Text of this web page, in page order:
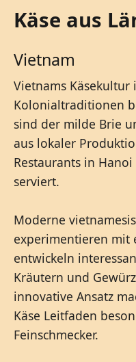
Käse aus
Vietnam
Vietnams Käsekultur
Kolonialtraditionen
sind der milde Brie
aus lokaler
Restaurants in
serviert.
Moderne
experimentieren mit
entwickeln
Kräutern und
innovative Ansatz
Käse Leitfaden
Feinschmecker.